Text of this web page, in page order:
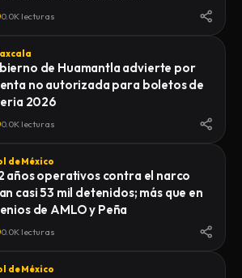
0.0K lecturas
de Huamantla advierte por
no autorizada para boletos de
2026
0.0K lecturas
de México
años operativos contra el narco
casi 53 mil detenidos; más que en
de AMLO y Peña
0.0K lecturas
de México